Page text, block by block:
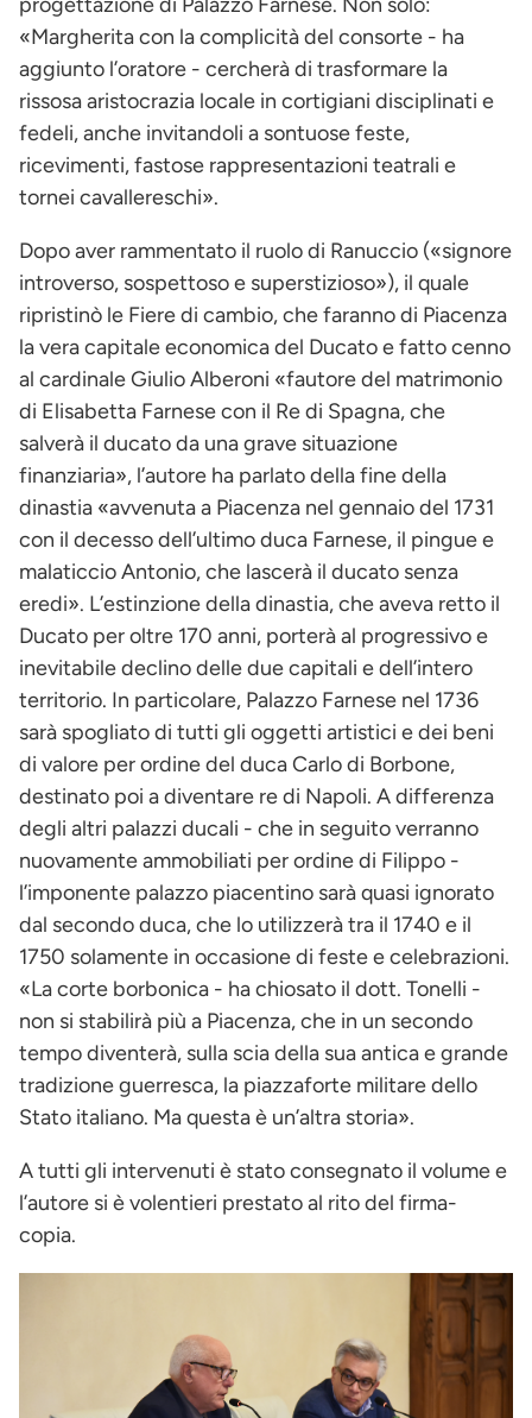
«Margherita con la complicità del consorte - ha
aggiunto l’oratore - cercherà di trasformare la
rissosa aristocrazia locale in cortigiani disciplinati e
fedeli, anche invitandoli a sontuose feste,
ricevimenti, fastose rappresentazioni teatrali e
tornei cavallereschi».
Dopo aver rammentato il ruolo di Ranuccio («signore
introverso, sospettoso e superstizioso»), il quale
ripristinò le Fiere di cambio, che faranno di Piacenza
la vera capitale economica del Ducato e fatto cenno
al cardinale Giulio Alberoni «fautore del matrimonio
di Elisabetta Farnese con il Re di Spagna, che
salverà il ducato da una grave situazione
finanziaria», l’autore ha parlato della fine della
dinastia «avvenuta a Piacenza nel gennaio del 1731
con il decesso dell’ultimo duca Farnese, il pingue e
malaticcio Antonio, che lascerà il ducato senza
eredi». L’estinzione della dinastia, che aveva retto il
Ducato per oltre 170 anni, porterà al progressivo e
inevitabile declino delle due capitali e dell’intero
territorio. In particolare, Palazzo Farnese nel 1736
sarà spogliato di tutti gli oggetti artistici e dei beni
di valore per ordine del duca Carlo di Borbone,
destinato poi a diventare re di Napoli. A differenza
degli altri palazzi ducali - che in seguito verranno
nuovamente ammobiliati per ordine di Filippo -
l’imponente palazzo piacentino sarà quasi ignorato
dal secondo duca, che lo utilizzerà tra il 1740 e il
1750 solamente in occasione di feste e celebrazioni.
«La corte borbonica - ha chiosato il dott. Tonelli -
non si stabilirà più a Piacenza, che in un secondo
tempo diventerà, sulla scia della sua antica e grande
tradizione guerresca, la piazzaforte militare dello
Stato italiano. Ma questa è un’altra storia».
A tutti gli intervenuti è stato consegnato il volume e
l’autore si è volentieri prestato al rito del firma-
copia.